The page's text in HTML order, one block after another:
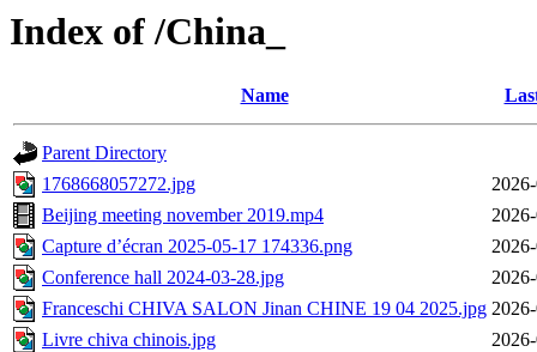
Index of /China_
Name
Parent Directory
1768668057272.jpg
Beijing meeting november 2019.mp4
Capture d’écran 2025-05-17 174336.png
Conference hall 2024-03-28.jpg
Franceschi CHIVA SALON Jinan CHINE 19 04 2025.jpg
Livre chiva chinois.jpg